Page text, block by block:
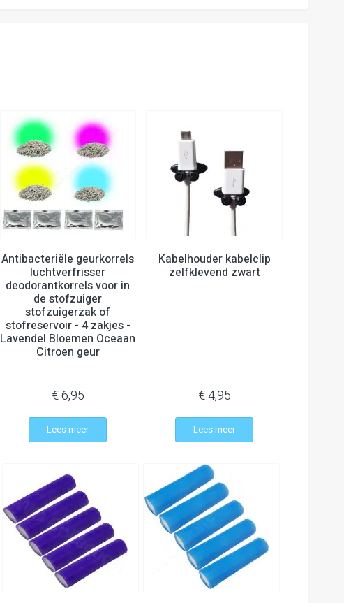
Antibacteriële geurkorrels
luchtverfrisser
deodorantkorrels voor in
de stofzuiger
stofzuigerzak of
stofreservoir - 4 zakjes -
Lavendel Bloemen Oceaan
Citroen geur
€ 6,95
Lees meer
Kabelhouder kabelclip
zelfklevend zwart
€ 4,95
Lees meer